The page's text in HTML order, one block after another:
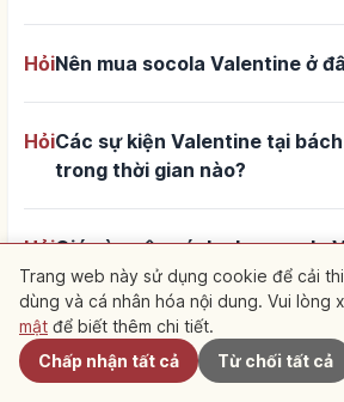
HỏiNên mua socola Valentine ở
HỏiCác sự kiện Valentine tại
trong thời gian nào?
HỏiGiá và ngân sách cho socola
khoảng bao nhiêu?
HỏiKhách nước ngoài đến Nhật
nghiệm Valentine kiểu Nhật
Trang web này sử dụng cookie để cải
dùng và cá nhân hóa nội dung. Vui lòng
mật để biết thêm chi tiết.
Chấp nhận tất cả
Từ chối tất cả